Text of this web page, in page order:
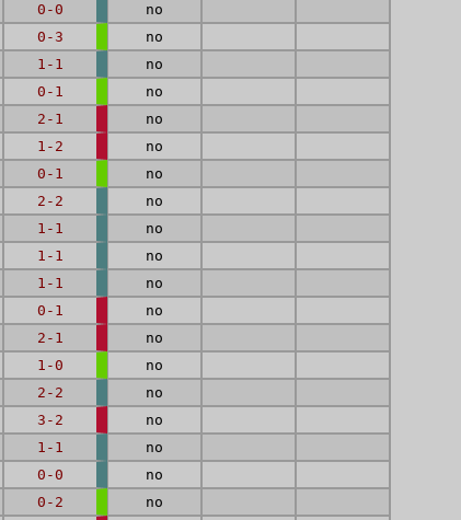
0-0
no
0-3
no
1-1
no
0-1
no
2-1
no
1-2
no
0-1
no
2-2
no
1-1
no
1-1
no
1-1
no
0-1
no
2-1
no
1-0
no
2-2
no
3-2
no
1-1
no
0-0
no
0-2
no